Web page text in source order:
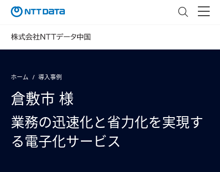
ホーム 導入事例
倉敷市 様
業務の迅速化と省力化を実現す
る電子化サービス